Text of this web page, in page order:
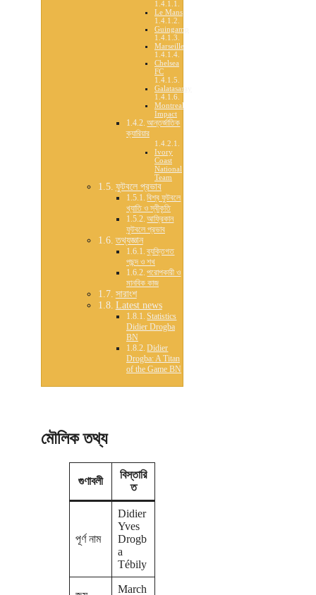
Le Mans
Guingamp
Marseille
Chelsea
FC
Galatasaray
Montreal
Impact
আন্তর্জাতিক
ক্যারিয়ার
Ivory
Coast
National
Team
ফুটবলে প্রভাব
বিশ্ব ফুটবলে
খ্যাতি ও স্বীকৃতি
আফ্রিকান
ফুটবলে প্রভাব
তথ্যজ্ঞান
ব্যক্তিগত
পছন্দ ও শখ
পরোপকারী ও
মানবিক কাজ
সারাংশ
Latest news
Statistics
Didier Drogba
BN
Didier
Drogba: A Titan
of the Game BN
মৌলিক তথ্য
গুণাবলী
বিস্তারি
ত
পূর্ণ নাম
Didier
Yves
Drogb
a
Tébily
March